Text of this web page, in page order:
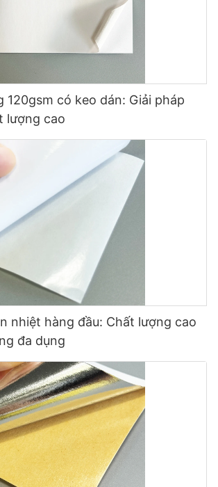
120gsm có keo dán: Giải pháp
lượng cao
nhiệt hàng đầu: Chất lượng cao
đa dụng